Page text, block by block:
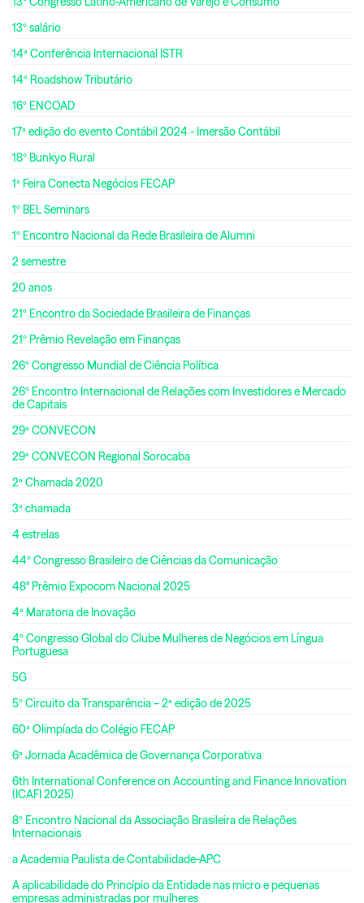
13º salário
14ª Conferência Internacional ISTR
14º Roadshow Tributário
16º ENCOAD
17ª edição do evento Contábil 2024 - Imersão Contábil
18º Bunkyo Rural
1ª Feira Conecta Negócios FECAP
1º BEL Seminars
1º Encontro Nacional da Rede Brasileira de Alumni
2 semestre
20 anos
21º Encontro da Sociedade Brasileira de Finanças
21º Prêmio Revelação em Finanças
26º Congresso Mundial de Ciência Política
26º Encontro Internacional de Relações com Investidores e Mercado
de Capitais
29ª CONVECON
29ª CONVECON Regional Sorocaba
2ª Chamada 2020
3ª chamada
4 estrelas
44º Congresso Brasileiro de Ciências da Comunicação
48° Prêmio Expocom Nacional 2025
4ª Maratona de Inovação
4º Congresso Global do Clube Mulheres de Negócios em Língua
Portuguesa
5G
5º Circuito da Transparência – 2ª edição de 2025
60ª Olimpíada do Colégio FECAP
6ª Jornada Acadêmica de Governança Corporativa
6th International Conference on Accounting and Finance Innovation
(ICAFI 2025)
8º Encontro Nacional da Associação Brasileira de Relações
Internacionais
a Academia Paulista de Contabilidade-APC
A aplicabilidade do Princípio da Entidade nas micro e pequenas
empresas administradas por mulheres